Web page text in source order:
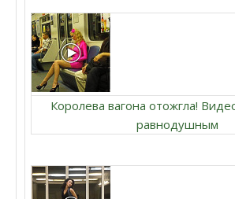
Королева вагона отожгла!
равнодушным